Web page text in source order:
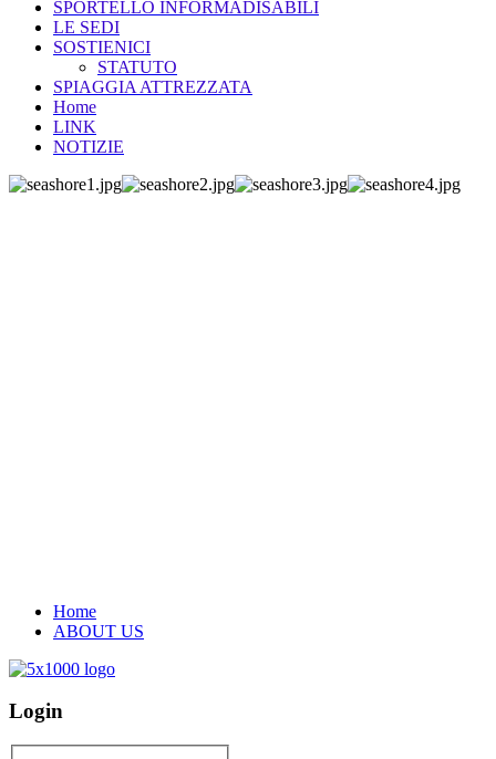
SPORTELLO INFORMADISABILI
LE SEDI
SOSTIENICI
STATUTO
SPIAGGIA ATTREZZATA
Home
LINK
NOTIZIE
Home
ABOUT US
Login